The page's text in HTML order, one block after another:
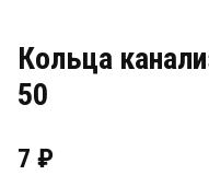
Кольца
50
7 ₽